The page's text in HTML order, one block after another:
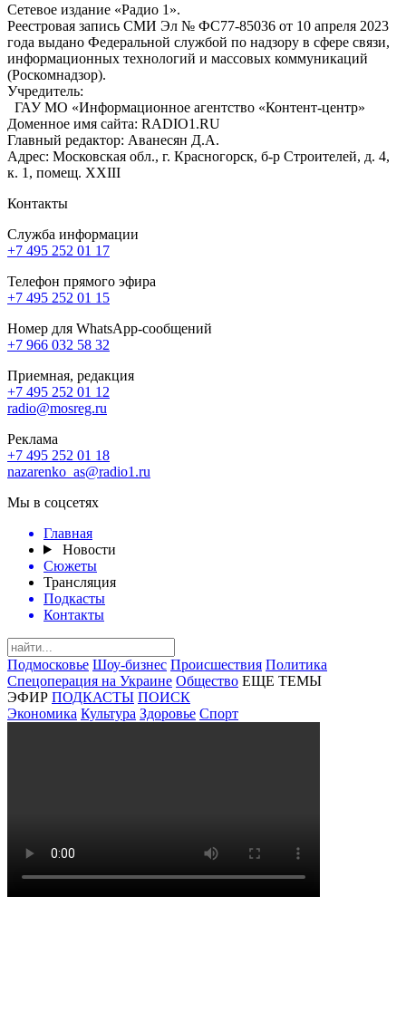
Сетевое издание «Радио 1».
Реестровая запись СМИ Эл № ФС77-85036 от 10 апреля 2023
года выдано Федеральной службой по надзору в сфере связи,
информационных технологий и массовых коммуникаций
(Роскомнадзор).
Учредитель:
ГАУ МО «Информационное агентство «Контент-центр»
Доменное имя сайта: RADIO1.RU
Главный редактор: Аванесян Д.А.
Адрес: Московская обл., г. Красногорск, б-р Строителей, д. 4,
к. 1, помещ. XXIII
Контакты
Служба информации
+7 495 252 01 17
Телефон прямого эфира
+7 495 252 01 15
Номер для WhatsApp-сообщений
+7 966 032 58 32
Приемная, редакция
+7 495 252 01 12
radio@mosreg.ru
Реклама
+7 495 252 01 18
nazarenko_as@radio1.ru
Мы в соцсетях
Главная
Новости
Сюжеты
Трансляция
Подкасты
Контакты
Подмосковье Шоу-бизнес Происшествия Политика
Спецоперация на Украине Общество ЕЩЕ ТЕМЫ
ЭФИР ПОДКАСТЫ ПОИСК
Экономика Культура Здоровье Спорт